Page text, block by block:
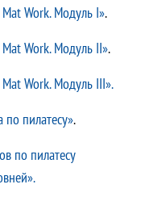
Work. Модуль I».
Work. Модуль II».
Work. Модуль III».
пилатесу».
по пилатесу